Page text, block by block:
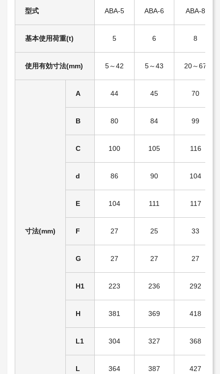
型式 ABA-5 ABA-6 ABA-8
基本使用荷重(t) 5 6 8
使用有効寸法(mm) 5～42 5～43 20～67
寸法(mm)
A 44 45 70
B 80 84 99
C 100 105 116
d 86 90 104
E 104 111 117
F 27 25 33
G 27 27 27
H1 223 236 292
H 381 369 418
L1 304 327 368
L 364 387 427